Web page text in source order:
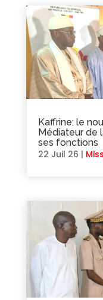
Kaffrine: le
Médiateur de
ses fonctions
22 Juil 26 |